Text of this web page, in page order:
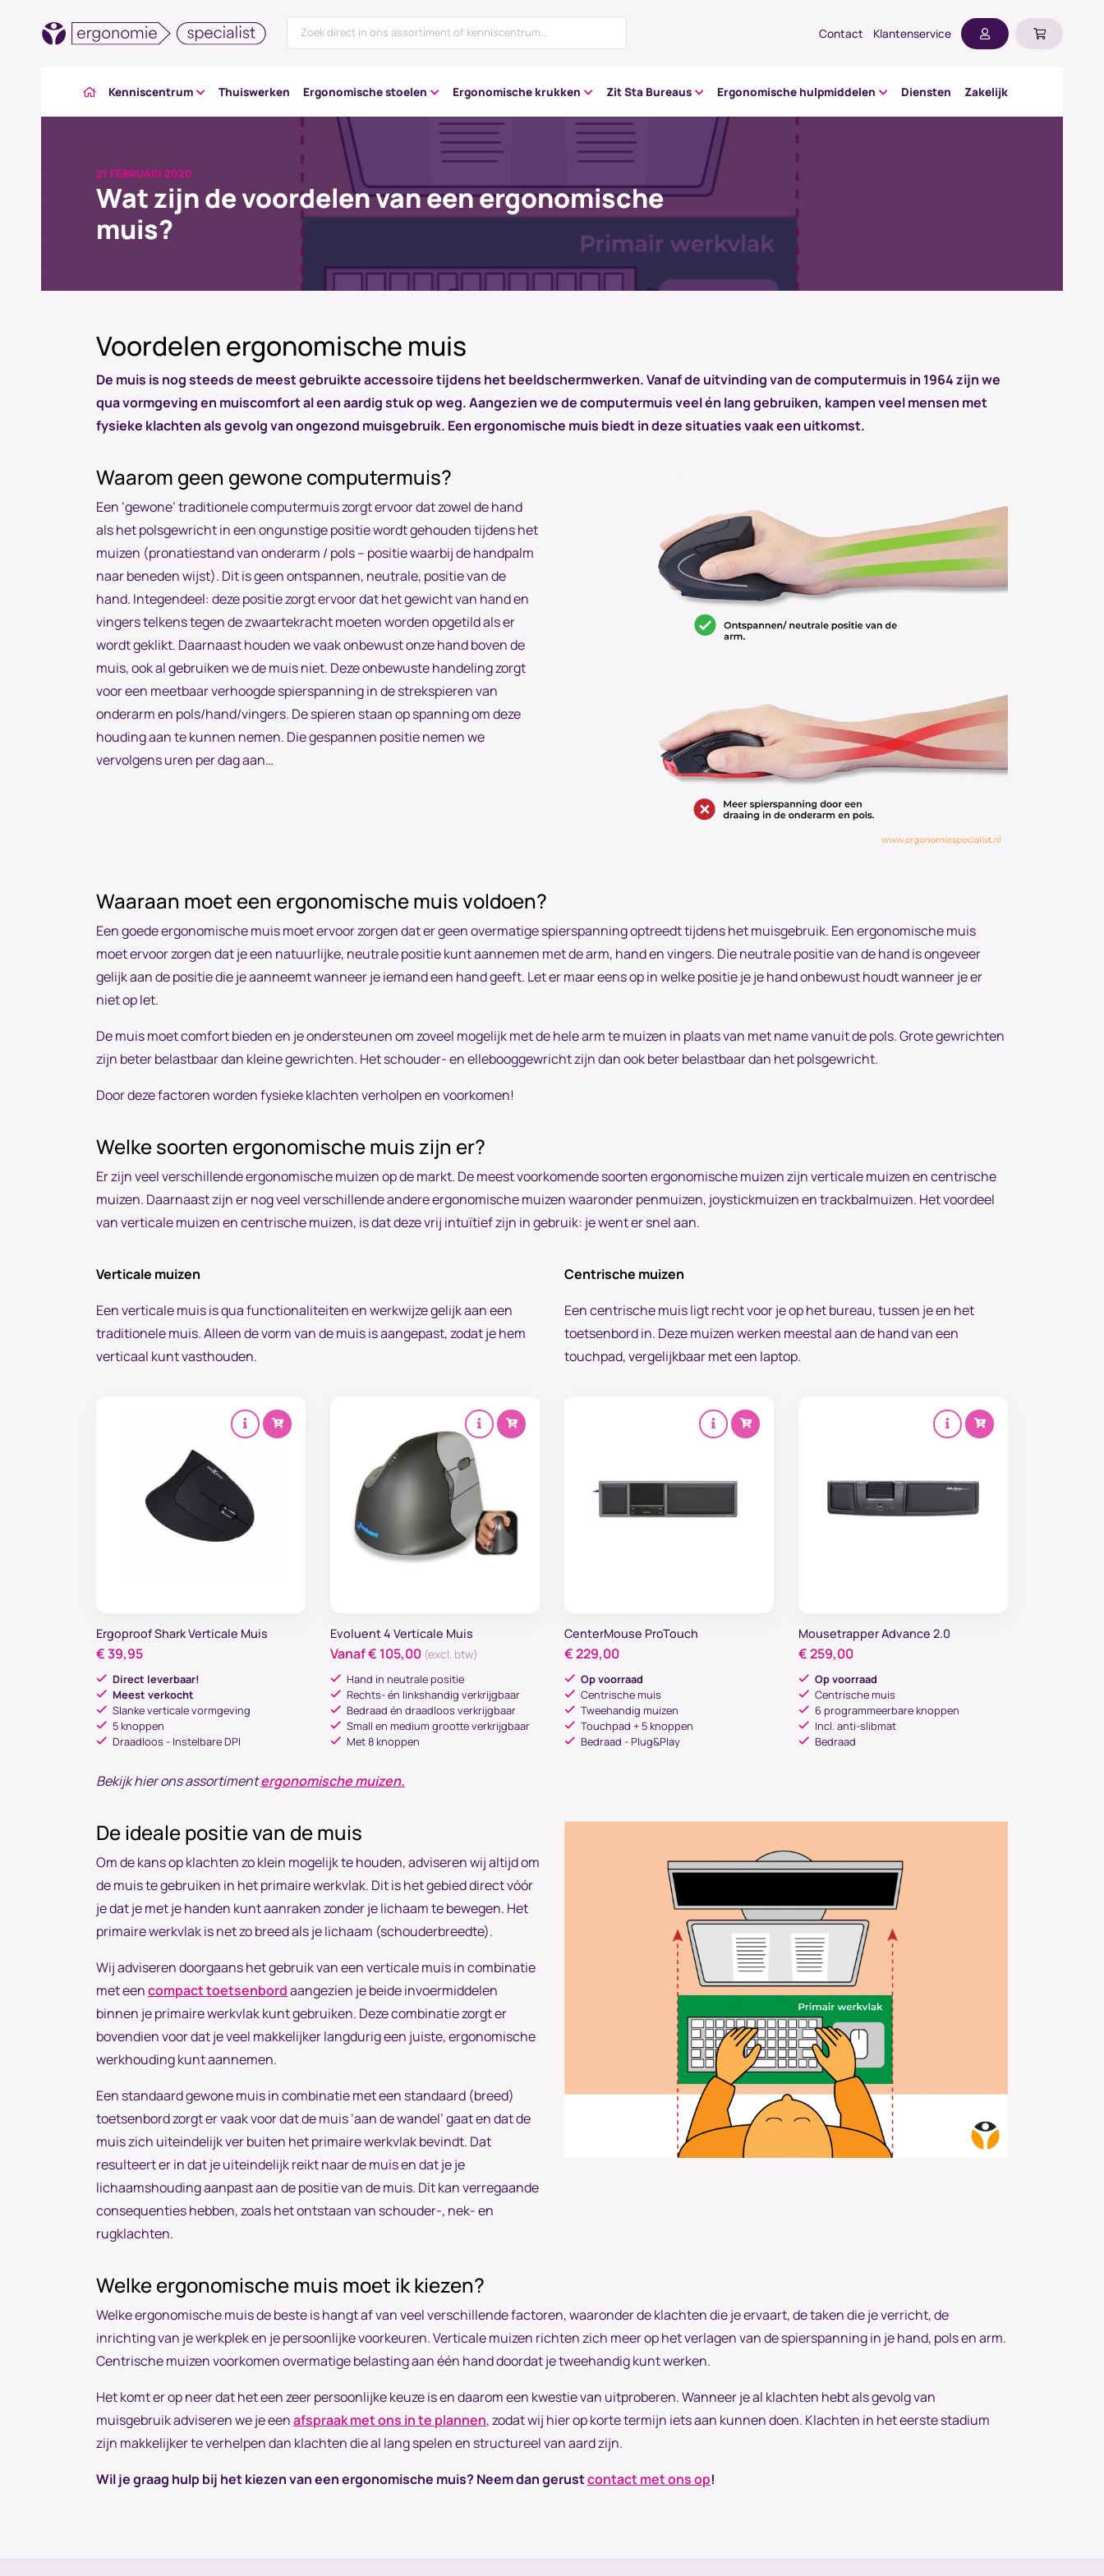
Contact Klantenservice
Kenniscentrum Thuiswerken Ergonomische stoelen Ergonomische krukken Zit Sta Bureaus Ergonomische hulpmiddelen Diensten Zakelijk
21 FEBRUARI 2020
Wat zijn de voordelen van een ergonomische
muis?
Voordelen ergonomische muis
De muis is nog steeds de meest gebruikte accessoire tijdens het beeldschermwerken. Vanaf de uitvinding van de computermuis in 1964 zijn we
qua vormgeving en muiscomfort al een aardig stuk op weg. Aangezien we de computermuis veel én lang gebruiken, kampen veel mensen met
fysieke klachten als gevolg van ongezond muisgebruik. Een ergonomische muis biedt in deze situaties vaak een uitkomst.
Waarom geen gewone computermuis?
Een ‘gewone’ traditionele computermuis zorgt ervoor dat zowel de hand
als het polsgewricht in een ongunstige positie wordt gehouden tijdens het
muizen (pronatiestand van onderarm / pols – positie waarbij de handpalm
naar beneden wijst). Dit is geen ontspannen, neutrale, positie van de
hand. Integendeel: deze positie zorgt ervoor dat het gewicht van hand en
vingers telkens tegen de zwaartekracht moeten worden opgetild als er
wordt geklikt. Daarnaast houden we vaak onbewust onze hand boven de
muis, ook al gebruiken we de muis niet. Deze onbewuste handeling zorgt
voor een meetbaar verhoogde spierspanning in de strekspieren van
onderarm en pols/hand/vingers. De spieren staan op spanning om deze
houding aan te kunnen nemen. Die gespannen positie nemen we
vervolgens uren per dag aan…
Waaraan moet een ergonomische muis voldoen?
Een goede ergonomische muis moet ervoor zorgen dat er geen overmatige spierspanning optreedt tijdens het muisgebruik. Een ergonomische muis
moet ervoor zorgen dat je een natuurlijke, neutrale positie kunt aannemen met de arm, hand en vingers. Die neutrale positie van de hand is ongeveer
gelijk aan de positie die je aanneemt wanneer je iemand een hand geeft. Let er maar eens op in welke positie je je hand onbewust houdt wanneer je er
niet op let.
De muis moet comfort bieden en je ondersteunen om zoveel mogelijk met de hele arm te muizen in plaats van met name vanuit de pols. Grote gewrichten
zijn beter belastbaar dan kleine gewrichten. Het schouder- en ellebooggewricht zijn dan ook beter belastbaar dan het polsgewricht.
Door deze factoren worden fysieke klachten verholpen en voorkomen!
Welke soorten ergonomische muis zijn er?
Er zijn veel verschillende ergonomische muizen op de markt. De meest voorkomende soorten ergonomische muizen zijn verticale muizen en centrische
muizen. Daarnaast zijn er nog veel verschillende andere ergonomische muizen waaronder penmuizen, joystickmuizen en trackbalmuizen. Het voordeel
van verticale muizen en centrische muizen, is dat deze vrij intuïtief zijn in gebruik: je went er snel aan.
Verticale muizen
Een verticale muis is qua functionaliteiten en werkwijze gelijk aan een
traditionele muis. Alleen de vorm van de muis is aangepast, zodat je hem
verticaal kunt vasthouden.
Centrische muizen
Een centrische muis ligt recht voor je op het bureau, tussen je en het
toetsenbord in. Deze muizen werken meestal aan de hand van een
touchpad, vergelijkbaar met een laptop.
Ergoproof Shark Verticale Muis
€39,95
Direct leverbaar!
Meest verkocht
Slanke verticale vormgeving
5 knoppen
Draadloos - Instelbare DPI
Evoluent 4 Verticale Muis
Vanaf€ 105,00 (excl. btw)
Hand in neutrale positie
Rechts- én linkshandig verkrijgbaar
Bedraad én draadloos verkrijgbaar
Small en medium grootte verkrijgbaar
Met 8 knoppen
CenterMouse ProTouch
€229,00
Op voorraad
Centrische muis
Tweehandig muizen
Touchpad + 5 knoppen
Bedraad - Plug&Play
Mousetrapper Advance 2.0
€259,00
Op voorraad
Centrische muis
6 programmeerbare knoppen
Incl. anti-slibmat
Bedraad
Bekijk hierons assortimentergonomische muizen.
De ideale positie van de muis
Om de kans op klachten zo klein mogelijk te houden, adviseren wij altijd om
de muis te gebruiken in het primaire werkvlak. Dit is het gebied direct vóór
je dat je met je handen kunt aanraken zonder je lichaam te bewegen. Het
primaire werkvlak is net zo breed als je lichaam (schouderbreedte).
Wij adviseren doorgaans het gebruik van een verticale muis in combinatie
met eencompact toetsenbordaangezien je beide invoermiddelen
binnen je primaire werkvlak kunt gebruiken. Deze combinatie zorgt er
bovendien voor dat je veel makkelijker langdurig een juiste, ergonomische
werkhouding kunt aannemen.
Een standaard gewone muis in combinatie met een standaard (breed)
toetsenbord zorgt er vaak voor dat de muis ‘aan de wandel’ gaat en dat de
muis zich uiteindelijk ver buiten het primaire werkvlak bevindt. Dat
resulteert er in dat je uiteindelijk reikt naar de muis en dat je je
lichaamshouding aanpast aan de positie van de muis. Dit kan verregaande
consequenties hebben, zoals het ontstaan van schouder-, nek- en
rugklachten.
Welke ergonomische muis moet ik kiezen?
Welke ergonomische muis de beste is hangt af van veel verschillende factoren, waaronder de klachten die je ervaart, de taken die je verricht, de
inrichting van je werkplek en je persoonlijke voorkeuren. Verticale muizen richten zich meer op het verlagen van de spierspanning in je hand, pols en arm.
Centrische muizen voorkomen overmatige belasting aan één hand doordat je tweehandig kunt werken.
Het komt er op neer dat het een zeer persoonlijke keuze is en daarom een kwestie van uitproberen. Wanneer je al klachten hebt als gevolg van
muisgebruik adviseren we je eenafspraak met ons in te plannen, zodat wij hier op korte termijn iets aan kunnen doen. Klachten in het eerste stadium
zijn makkelijker te verhelpen dan klachten die al lang spelen en structureel van aard zijn.
Wil je graag hulp bij het kiezen van een ergonomische muis? Neem dan gerustcontact met ons op!
Ben jij een zakelijke klant? ×
Voor zakelijke klanten hebben we een aparte pagina met
oplossingen en voordelen.
Doorgaan als consument Ga naar zakelijk